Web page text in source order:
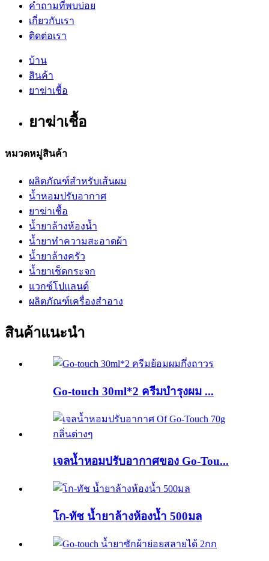
คำถามที่พบบ่อย
เกี่ยวกับเรา
ติดต่อเรา
บ้าน
สินค้า
ยาฆ่าเชื้อ
ยาฆ่าเชื้อ
หมวดหมู่สินค้า
ผลิตภัณฑ์สำหรับเส้นผม
น้ำหอมปรับอากาศ
ยาฆ่าเชื้อ
น้ำยาล้างห้องน้ำ
น้ำยาทำความสะอาดผ้า
น้ำยาล้างครัว
น้ำยาเช็ดกระจก
แวกซ์โปแลนด์
ผลิตภัณฑ์เครื่องสำอาง
สินค้าแนะนำ
Go-touch 30ml*2 ครีมบำรุงผม ...
เจลน้ำหอมปรับอากาศของ Go-Tou...
โก-ทัช น้ำยาล้างห้องน้ำ 500มล